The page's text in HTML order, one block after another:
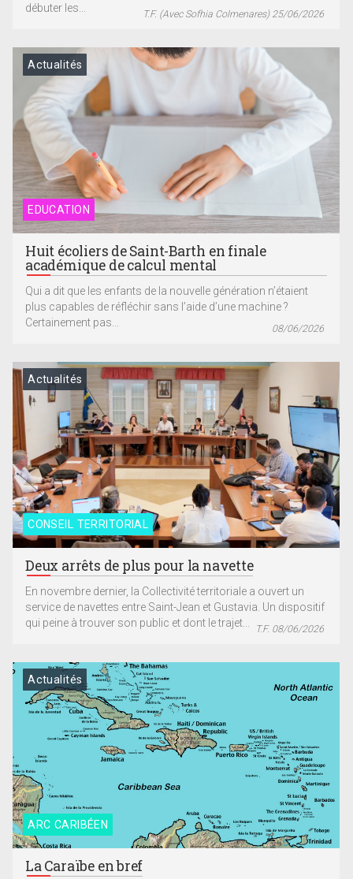
débuter les...
T.F. (Avec Sofhia Colmenares) 25/06/2026
EDUCATION
Actualités
Huit écoliers de Saint-Barth en finale
académique de calcul mental
Qui a dit que les enfants de la nouvelle génération n’étaient
plus capables de réfléchir sans l’aide d’une machine ?
Certainement pas...
08/06/2026
CONSEIL TERRITORIAL
Actualités
Deux arrêts de plus pour la navette
En novembre dernier, la Collectivité territoriale a ouvert un
service de navettes entre Saint-Jean et Gustavia. Un dispositif
qui peine à trouver son public et dont le trajet...
T.F. 08/06/2026
ARC CARIBÉEN
Actualités
La Caraïbe en bref